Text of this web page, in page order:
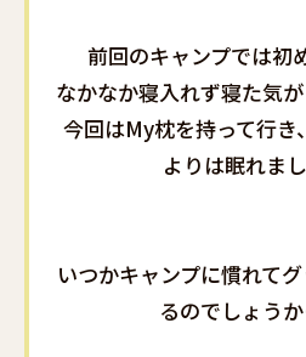
前回のキャンプでは初
なかなか寝入れず寝た気が
今回はMy枕を持って行き
よりは眠れま
いつかキャンプに慣れて
るのでしょう